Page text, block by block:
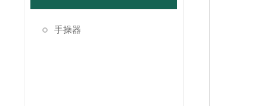
手操器